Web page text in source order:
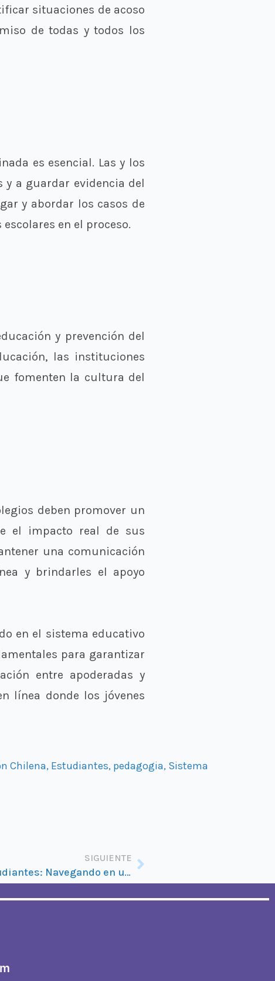
situaciones de acoso
de todas y todos los
es esencial. Las y los
y a guardar evidencia del
y abordar los casos de
en el proceso.
y prevención del
las instituciones
fomenten la cultura del
deben promover un
el impacto real de sus
una comunicación
y brindarles el apoyo
en el sistema educativo
para garantizar
entre apoderadas y
línea donde los jóvenes
Chilena, Estudiantes, pedagogia, Sistema
SIGUIENTE
Educadores y estudiantes: Navegando en un mar de desinformación